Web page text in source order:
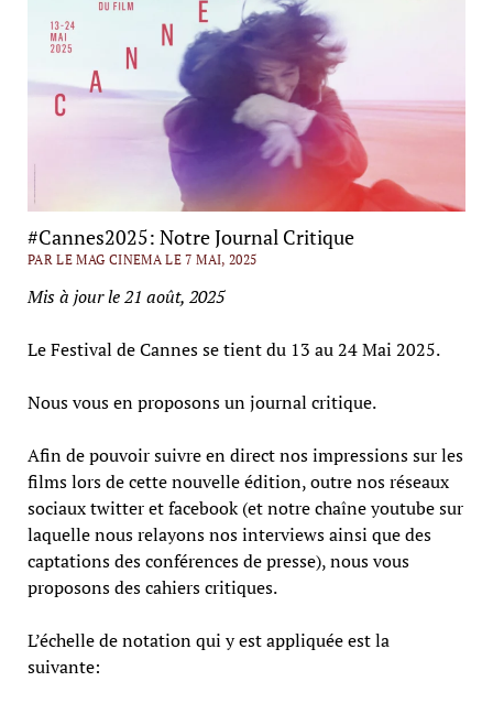
#Cannes2025: Notre Journal Critique
PAR LE MAG CINEMA LE 7 MAI, 2025
Mis à jour le 21 août, 2025
Le Festival de Cannes se tient du 13 au 24 Mai 2025.
Nous vous en proposons un journal critique.
Afin de pouvoir suivre en direct nos impressions sur les
films lors de cette nouvelle édition, outre nos réseaux
sociaux twitter et facebook (et notre chaîne youtube sur
laquelle nous relayons nos interviews ainsi que des
captations des conférences de presse), nous vous
proposons des cahiers critiques.
L’échelle de notation qui y est appliquée est la
suivante: